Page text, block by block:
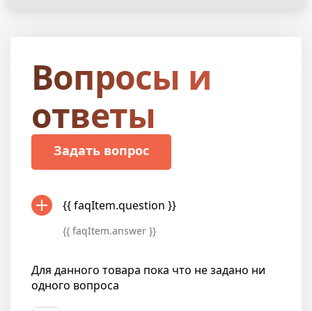
Вопросы и
ответы
Задать вопрос
{{ faqItem.question }}
{{ faqItem.answer }}
Для данного товара пока что не задано ни
одного вопроса